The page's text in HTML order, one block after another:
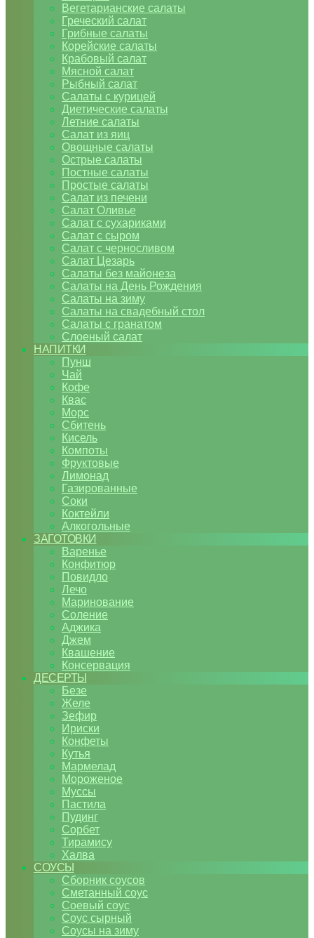
Вегетарианские салаты
Греческий салат
Грибные салаты
Корейские салаты
Крабовый салат
Мясной салат
Рыбный салат
Салаты с курицей
Диетические салаты
Летние салаты
Салат из яиц
Овощные салаты
Острые салаты
Постные салаты
Простые салаты
Салат из печени
Салат Оливье
Салат с сухариками
Салат с сыром
Салат с черносливом
Салат Цезарь
Салаты без майонеза
Салаты на День Рождения
Салаты на зиму
Салаты на свадебный стол
Салаты с гранатом
Слоеный салат
НАПИТКИ
Пунш
Чай
Кофе
Квас
Морс
Сбитень
Кисель
Компоты
Фруктовые
Лимонад
Газированные
Соки
Коктейли
Алкогольные
ЗАГОТОВКИ
Варенье
Конфитюр
Повидло
Лечо
Маринование
Соление
Аджика
Джем
Квашение
Консервация
ДЕСЕРТЫ
Безе
Желе
Зефир
Ириски
Конфеты
Кутья
Мармелад
Мороженое
Муссы
Пастила
Пудинг
Сорбет
Тирамису
Халва
СОУСЫ
Сборник соусов
Сметанный соус
Соевый соус
Соус сырный
Соусы на зиму